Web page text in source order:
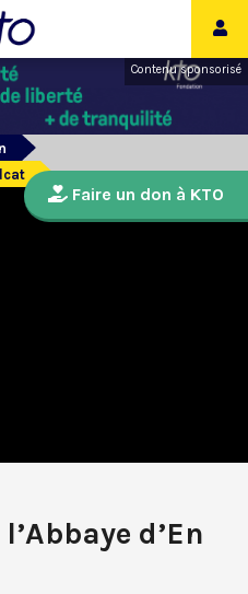
Contenu sponsorisé
d’En
Faire un don à KTO